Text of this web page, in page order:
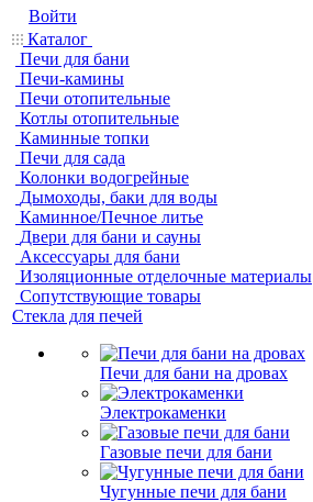
Войти
Каталог
Печи для бани
Печи-камины
Печи отопительные
Котлы отопительные
Каминные топки
Печи для сада
Колонки водогрейные
Дымоходы, баки для воды
Каминное/Печное литье
Двери для бани и сауны
Аксессуары для бани
Изоляционные отделочные материалы
Сопутствующие товары
Стекла для печей
Печи для бани на дровах
Электрокаменки
Газовые печи для бани
Чугунные печи для бани